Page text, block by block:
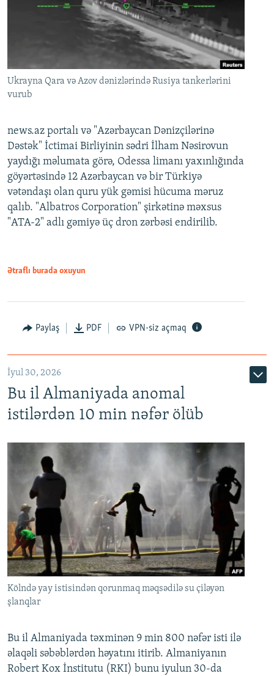
Ukrayna Qara və Azov dənizlərində Rusiya tankerlərini
vurub
news.az portalı və "Azərbaycan Dənizçilərinə
Dəstək" İctimai Birliyinin sədri İlham Nəsirovun
yaydığı məlumata görə, Odessa limanı yaxınlığında
göyərtəsində 12 Azərbaycan və bir Türkiyə
vətəndaşı olan quru yük gəmisi hücuma məruz
qalıb. "Albatros Corporation" şirkətinə məxsus
"ATA-2" adlı gəmiyə üç dron zərbəsi endirilib.
Ətraflı burada oxuyun
Paylaş PDF VPN-siz açmaq
İyul 30, 2026
Bu il Almaniyada anomal
istilərdən 10 min nəfər ölüb
Kölndə yay istisindən qorunmaq məqsədilə su çiləyən
şlanqlar
Bu il Almaniyada təxminən 9 min 800 nəfər isti ilə
əlaqəli səbəblərdən həyatını itirib. Almaniyanın
Robert Kox İnstitutu (RKI) bunu iyulun 30-da